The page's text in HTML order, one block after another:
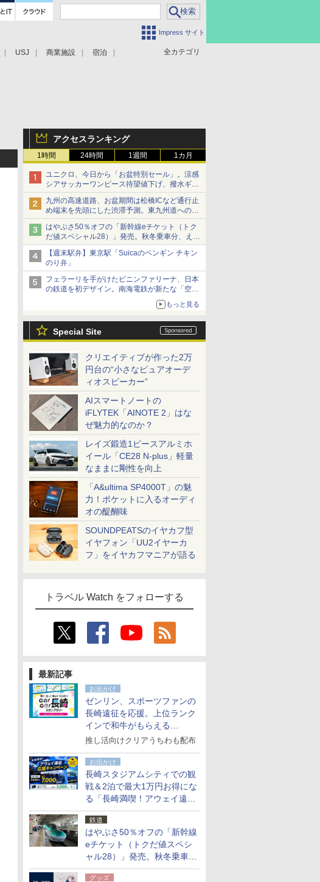
Impress サイト
全カテゴリ
USJ 商業施設 宿泊
アクセスランキング
1時間 24時間 1週間 1カ月
ユニクロ、今日から「お盆特別セール」。涼感
シアサッカーワンピース待望値下げ、撥水ギア
ショーツは1990円に
九州の高速道路、お盆期間は松橋ICなど通行止
め端末を先頭にした渋滞予測。東九州道への迂
回は料金調整を実施
はやぶさ50％オフの「新幹線eチケット（トク
だ値スペシャル28）」発売。秋冬乗車分、えき
ねっと限定
【週末駅弁】東京駅「Suicaのペンギン チキン
のり弁」
フェラーリを手がけたピニンファリーナ、日本
の鉄道を初デザイン。南海電鉄が新たな「空港
もっと見る
Special Site
クリエイティブが作った2万
円台の“小さなピュアオーデ
ィオスピーカー”
AIスマートノートの
iFLYTEK「AINOTE 2」はな
ぜ魅力的なのか？
レイズ鍛造1ピースアルミホ
イール「CE28 N-plus」軽量
なままに剛性を向上
「A&ultima SP4000T」の魅
力！ポケットに入るオーディ
オの醍醐味
SOUNDPEATSのイヤカフ型
イヤフォン「UU2イヤーカ
フ」をイヤカフマニアが語る
トラベル Watch をフォローする
最新記事
お出かけ
ゼンリン、スポーツファンの
長崎遠征を応援。上位ランク
インで和牛がもらえる
「GO！GO！長崎スタンプラ
推し活向けクリアうちわも配布
お出かけ
長崎スタジアムシティでの観
戦＆2泊で最大1万円お得にな
る「長崎満喫！アウェイ遠征
応援キャンペーン」
鉄道
はやぶさ50％オフの「新幹線
eチケット（トクだ値スペシ
ャル28）」発売。秋冬乗車
分、えきねっと限定
グッズ